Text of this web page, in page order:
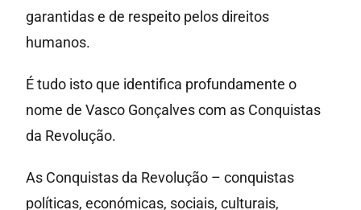
garantidas e de respeito pelos direitos
humanos.
É tudo isto que identifica profundamente o
nome de Vasco Gonçalves com as Conquistas
da Revolução.
As Conquistas da Revolução – conquistas
políticas, económicas, sociais, culturais,